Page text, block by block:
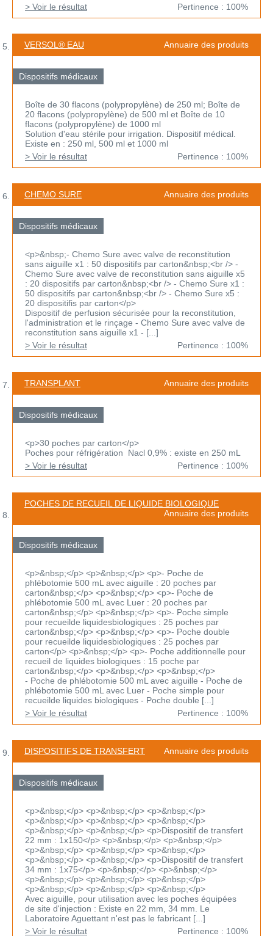
> Voir le résultat
Pertinence : 100%
VERSOL® EAU Annuaire des produits
Dispositifs médicaux
Boîte de 30 flacons (polypropylène) de 250 ml; Boîte de
20 flacons (polypropylène) de 500 ml et Boîte de 10
flacons (polypropylène) de 1000 ml
Solution d'eau stérile pour irrigation. Dispositif médical.
Existe en : 250 ml, 500 ml et 1000 ml
> Voir le résultat
Pertinence : 100%
CHEMO SURE Annuaire des produits
Dispositifs médicaux
<p>&nbsp;- Chemo Sure avec valve de reconstitution
sans aiguille x1 : 50 dispositifs par carton&nbsp;<br /> -
Chemo Sure avec valve de reconstitution sans aiguille x5
: 20 dispositifs par carton&nbsp;<br /> - Chemo Sure x1 :
50 dispositifs par carton&nbsp;<br /> - Chemo Sure x5 :
20 dispositifis par carton</p>
Dispositif de perfusion sécurisée pour la reconstitution,
l'administration et le rinçage - Chemo Sure avec valve de
reconstitution sans aiguille x1 - [...]
> Voir le résultat
Pertinence : 100%
TRANSPLANT Annuaire des produits
Dispositifs médicaux
<p>30 poches par carton</p>
Poches pour réfrigération Nacl 0,9% : existe en 250 mL
> Voir le résultat
Pertinence : 100%
POCHES DE RECUEIL DE LIQUIDE BIOLOGIQUE
Annuaire des produits
Dispositifs médicaux
<p>&nbsp;</p> <p>&nbsp;</p> <p>- Poche de
phlébotomie 500 mL avec aiguille : 20 poches par
carton&nbsp;</p> <p>&nbsp;</p> <p>- Poche de
phlébotomie 500 mL avec Luer : 20 poches par
carton&nbsp;</p> <p>&nbsp;</p> <p>- Poche simple
pour recueilde liquidesbiologiques : 25 poches par
carton&nbsp;</p> <p>&nbsp;</p> <p>- Poche double
pour recueilde liquidesbiologiques : 25 poches par
carton</p> <p>&nbsp;</p> <p>- Poche additionnelle pour
recueil de liquides biologiques : 15 poche par
carton&nbsp;</p> <p>&nbsp;</p> <p>&nbsp;</p>
- Poche de phlébotomie 500 mL avec aiguille - Poche de
phlébotomie 500 mL avec Luer - Poche simple pour
recueilde liquides biologiques - Poche double [...]
> Voir le résultat
Pertinence : 100%
DISPOSITIFS DE TRANSFERT Annuaire des produits
Dispositifs médicaux
<p>&nbsp;</p> <p>&nbsp;</p> <p>&nbsp;</p>
<p>&nbsp;</p> <p>&nbsp;</p> <p>&nbsp;</p>
<p>&nbsp;</p> <p>&nbsp;</p> <p>Dispositif de transfert
22 mm : 1x150</p> <p>&nbsp;</p> <p>&nbsp;</p>
<p>&nbsp;</p> <p>&nbsp;</p> <p>&nbsp;</p>
<p>&nbsp;</p> <p>&nbsp;</p> <p>Dispositif de transfert
34 mm : 1x75</p> <p>&nbsp;</p> <p>&nbsp;</p>
<p>&nbsp;</p> <p>&nbsp;</p> <p>&nbsp;</p>
<p>&nbsp;</p> <p>&nbsp;</p> <p>&nbsp;</p>
Avec aiguille, pour utilisation avec les poches équipées
de site d'injection : Existe en 22 mm, 34 mm. Le
Laboratoire Aguettant n'est pas le fabricant [...]
> Voir le résultat
Pertinence : 100%